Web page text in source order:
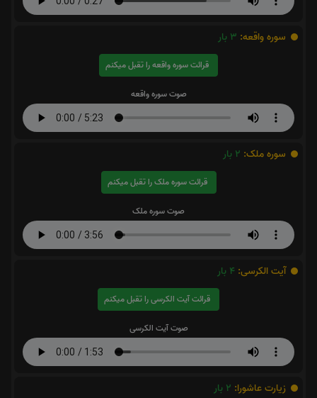
سوره واقعه: 3 بار
قرائت سوره واقعه را تقبل میکنم
صوت سوره واقعه
سوره ملک: 2 بار
قرائت سوره ملک را تقبل میکنم
صوت سوره ملک
آیت الکرسی: 4 بار
قرائت آیت الکرسی را تقبل میکنم
صوت آیت الکرسی
زیارت عاشورا: 2 بار